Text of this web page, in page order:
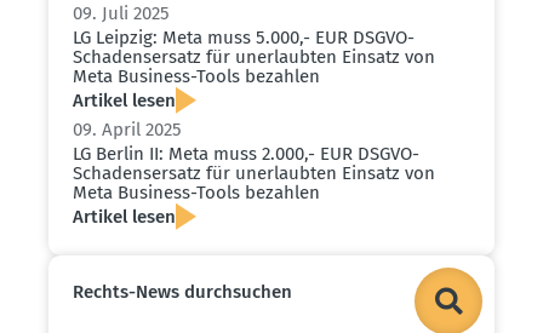
09. Juli 2025
LG Leipzig: Meta muss 5.000,- EUR DSGVO-
Schadens­ersatz für unerlaubten Einsatz von
Meta Business-Tools bezahlen
Artikel lesen
09. April 2025
LG Berlin II: Meta muss 2.000,- EUR DSGVO-
Schadens­ersatz für unerlaubten Einsatz von
Meta Business-Tools bezahlen
Artikel lesen
Rechts-News durch­suchen